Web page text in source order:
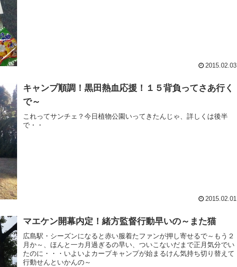
2015.02.03
キャンプ順調！黒田熱血応援！１５背負ってさあ行く
で～
これってサンチェ？今日植物公園いってきたんじゃ、詳しくは後半
で・・
2015.02.01
マエケン開幕内定！緒方監督行動早いの～また猫
広島駅・シーズンになると赤い服着たファンが押し寄せるで～もう２
月か～、ほんと一カ月過ぎるの早い、ついこないだまで正月気分でい
たのに・・・いよいよカープキャンプが始まるけん気持ち切り替えて
行動せんといかんの～